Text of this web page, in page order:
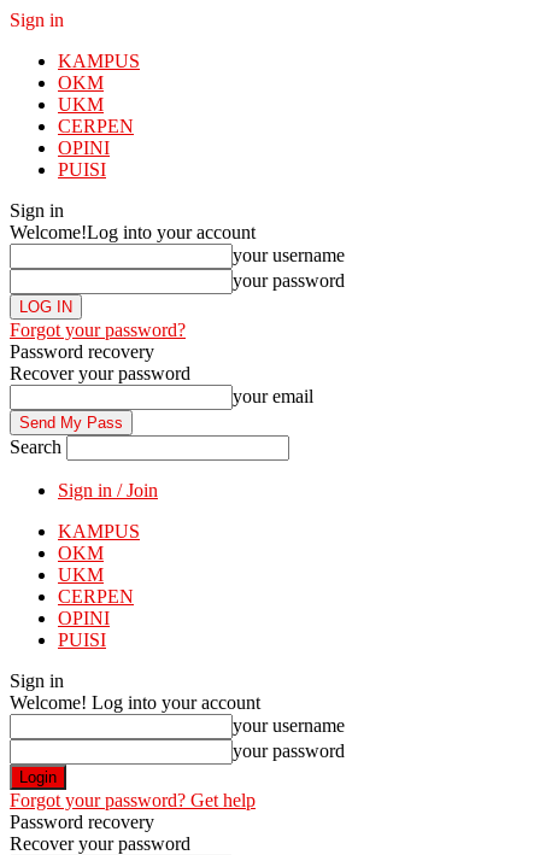
Sign in
KAMPUS
OKM
UKM
CERPEN
OPINI
PUISI
Sign in
Welcome!Log into your account
your username
your password
Forgot your password?
Password recovery
Recover your password
your email
Search
Sign in / Join
KAMPUS
OKM
UKM
CERPEN
OPINI
PUISI
Sign in
Welcome! Log into your account
your username
your password
Forgot your password? Get help
Password recovery
Recover your password